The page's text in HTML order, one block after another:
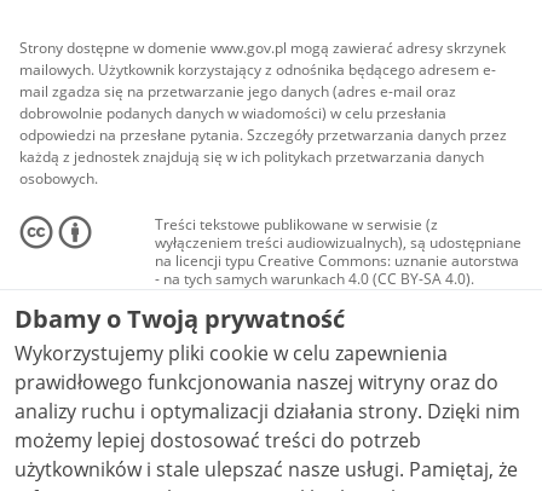
Strony dostępne w domenie www.gov.pl mogą zawierać adresy skrzynek
mailowych. Użytkownik korzystający z odnośnika będącego adresem e-
mail zgadza się na przetwarzanie jego danych (adres e-mail oraz
dobrowolnie podanych danych w wiadomości) w celu przesłania
odpowiedzi na przesłane pytania. Szczegóły przetwarzania danych przez
każdą z jednostek znajdują się w ich politykach przetwarzania danych
osobowych.
Treści tekstowe publikowane w serwisie (z
wyłączeniem treści audiowizualnych), są udostępniane
na licencji typu Creative Commons: uznanie autorstwa
- na tych samych warunkach 4.0 (CC BY-SA 4.0).
Materiały audiowizualne, w tym zdjęcia, materiały
audio i wideo, są udostępniane na licencji typu
Creative Commons: uznanie autorstwa użycie
niekomercyjne - bez utworów zależnych 4.0 (CC BY-
NC-ND 4.0), o ile nie jest to stwierdzone inaczej.
Dbamy o Twoją prywatność
Wykorzystujemy pliki cookie w celu zapewnienia
prawidłowego funkcjonowania naszej witryny oraz do
analizy ruchu i optymalizacji działania strony. Dzięki nim
możemy lepiej dostosować treści do potrzeb
użytkowników i stale ulepszać nasze usługi. Pamiętaj, że